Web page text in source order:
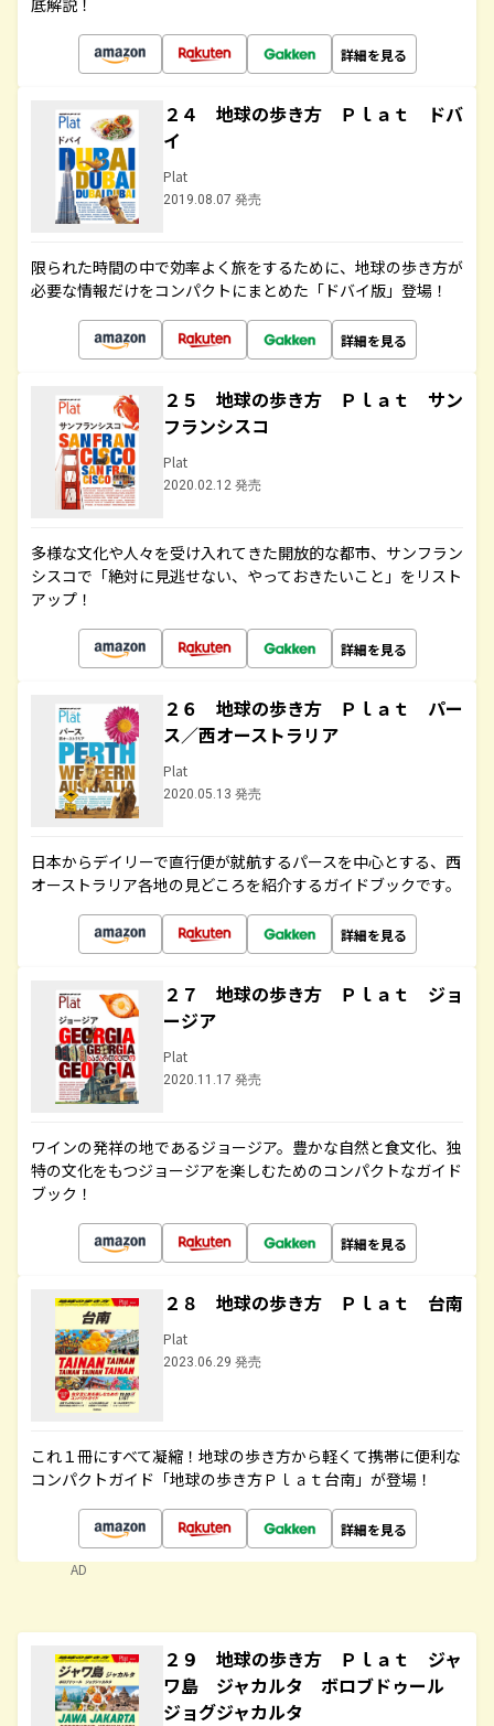
底解説！
詳細を見る
２４ 地球の歩き方 Ｐｌａｔ ドバ
イ
Plat
2019.08.07 発売
限られた時間の中で効率よく旅をするために、地球の歩き方が
必要な情報だけをコンパクトにまとめた「ドバイ版」登場！
詳細を見る
２５ 地球の歩き方 Ｐｌａｔ サン
フランシスコ
Plat
2020.02.12 発売
多様な文化や人々を受け入れてきた開放的な都市、サンフラン
シスコで「絶対に見逃せない、やっておきたいこと」をリスト
アップ！
詳細を見る
２６ 地球の歩き方 Ｐｌａｔ パー
ス／西オーストラリア
Plat
2020.05.13 発売
日本からデイリーで直行便が就航するパースを中心とする、西
オーストラリア各地の見どころを紹介するガイドブックです。
詳細を見る
２７ 地球の歩き方 Ｐｌａｔ ジョ
ージア
Plat
2020.11.17 発売
ワインの発祥の地であるジョージア。豊かな自然と食文化、独
特の文化をもつジョージアを楽しむためのコンパクトなガイド
ブック！
詳細を見る
２８ 地球の歩き方 Ｐｌａｔ 台南
Plat
2023.06.29 発売
これ１冊にすべて凝縮！地球の歩き方から軽くて携帯に便利な
コンパクトガイド「地球の歩き方Ｐｌａｔ台南」が登場！
詳細を見る
AD
２９ 地球の歩き方 Ｐｌａｔ ジャ
ワ島 ジャカルタ ボロブドゥール
ジョグジャカルタ